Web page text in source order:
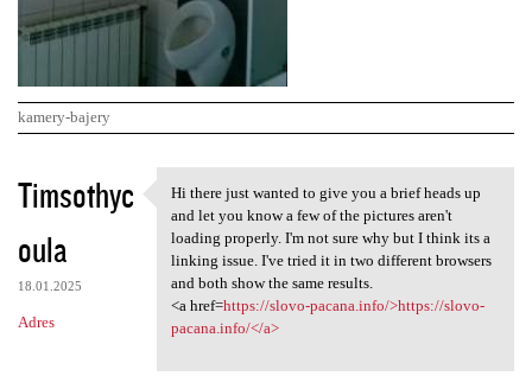
kamery-bajery
K
o
m
e
n
Timsothyc
oula
18.01.2025
Adres
Hi there just wanted to give
Hi there just wanted to give you a brief heads up
and let you know a few of the pictures aren't
loading properly. I'm not sure why but I think its a
linking issue. I've tried it in two different browsers
and both show the same results.
<a href=https://slovo-pacana.info/>https://slovo-
pacana.info/</a>